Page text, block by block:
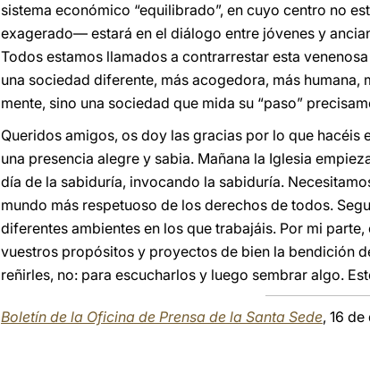
sistema económico “equilibrado”, en cuyo centro no
exagerado― estará en el diálogo entre jóvenes y
Todos estamos llamados a contrarrestar esta
una sociedad diferente, más acogedora, más
mente, sino una sociedad que mida su “paso”
Queridos amigos, os doy las gracias por lo que
una presencia alegre y sabia. Mañana la Iglesia
día de la sabiduría, invocando la sabiduría.
mundo más respetuoso de los derechos de todos.
diferentes ambientes en los que trabajáis. Por mi
vuestros propósitos y proyectos de bien la bendición
reñirles, no: para escucharlos y luego sembrar algo.
Boletín de la Oficina de Prensa de la Santa Sede, 16